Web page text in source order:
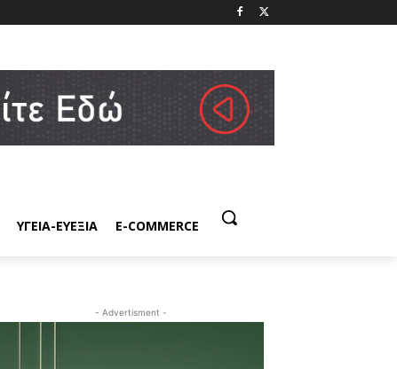
ΥΓΕΙΑ-ΕΥΕΞΙΑ E-COMMERCE
- Advertisment -